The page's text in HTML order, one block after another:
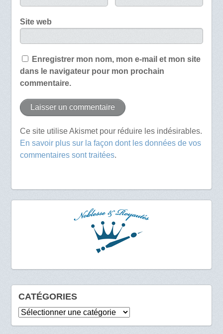
Site web
Enregistrer mon nom, mon e-mail et mon site
dans le navigateur pour mon prochain
commentaire.
Ce site utilise Akismet pour réduire les indésirables.
En savoir plus sur la façon dont les données de vos
commentaires sont traitées.
CATÉGORIES
Catégories